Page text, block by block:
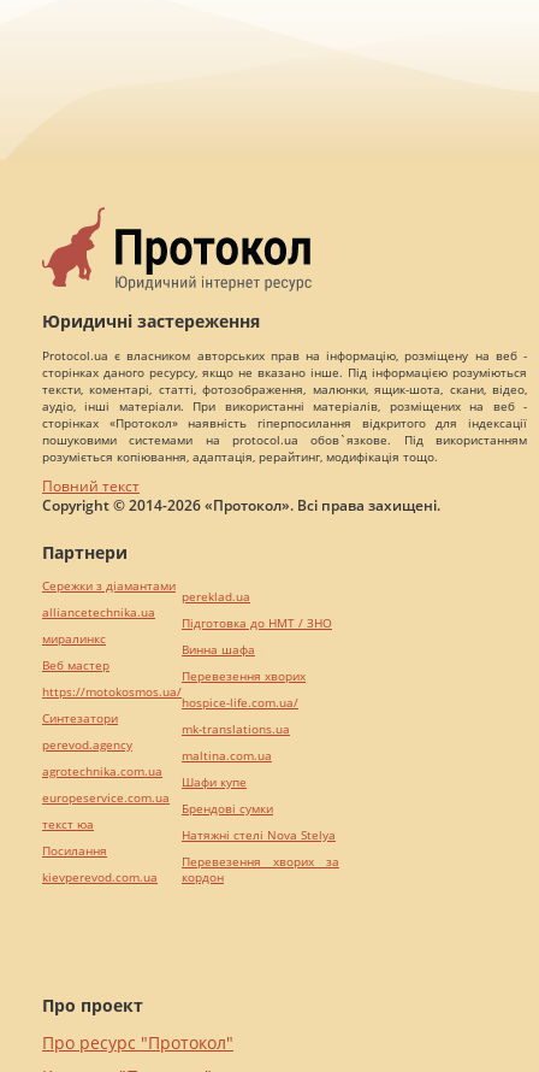
Юридичні застереження
Protocol.ua є власником авторських прав на інформацію, розміщену на веб -
сторінках даного ресурсу, якщо не вказано інше. Під інформацією розуміються
тексти, коментарі, статті, фотозображення, малюнки, ящик-шота, скани, відео,
аудіо, інші матеріали. При використанні матеріалів, розміщених на веб -
сторінках «Протокол» наявність гіперпосилання відкритого для індексації
пошуковими системами на protocol.ua обов`язкове. Під використанням
розуміється копіювання, адаптація, рерайтинг, модифікація тощо.
Повний текст
Copyright © 2014-2026 «Протокол». Всі права захищені.
Про проект
Про ресурс "Протокол"
Партнери
Сережки з діамантами
alliancetechnika.ua
миралинкс
Веб мастер
https://motokosmos.ua/
Синтезатори
perevod.agency
agrotechnika.com.ua
europeservice.com.ua
текст юа
Посилання
kievperevod.com.ua
pereklad.ua
Підготовка до НМТ / ЗНО
Винна шафа
Перевезення хворих
hospice-life.com.ua/
mk-translations.ua
maltina.com.ua
Шафи купе
Брендові сумки
Натяжні стелі Nova Stelya
Перевезення хворих за
кордон